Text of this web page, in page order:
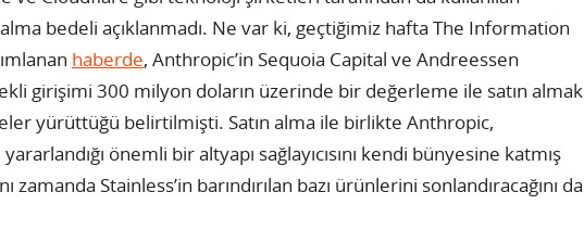
bedeli açıklanmadı. Ne var ki, geçtiğimiz hafta The Information
haberde, Anthropic’in Sequoia Capital ve Andreessen
girişimi 300 milyon doların üzerinde bir değerleme ile satın almak
yürüttüğü belirtilmişti. Satın alma ile birlikte Anthropic,
önemli bir altyapı sağlayıcısını kendi bünyesine katmış
zamanda Stainless’in barındırılan bazı ürünlerini sonlandıracağını da